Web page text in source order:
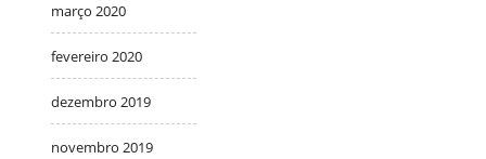
março 2020
fevereiro 2020
dezembro 2019
novembro 2019